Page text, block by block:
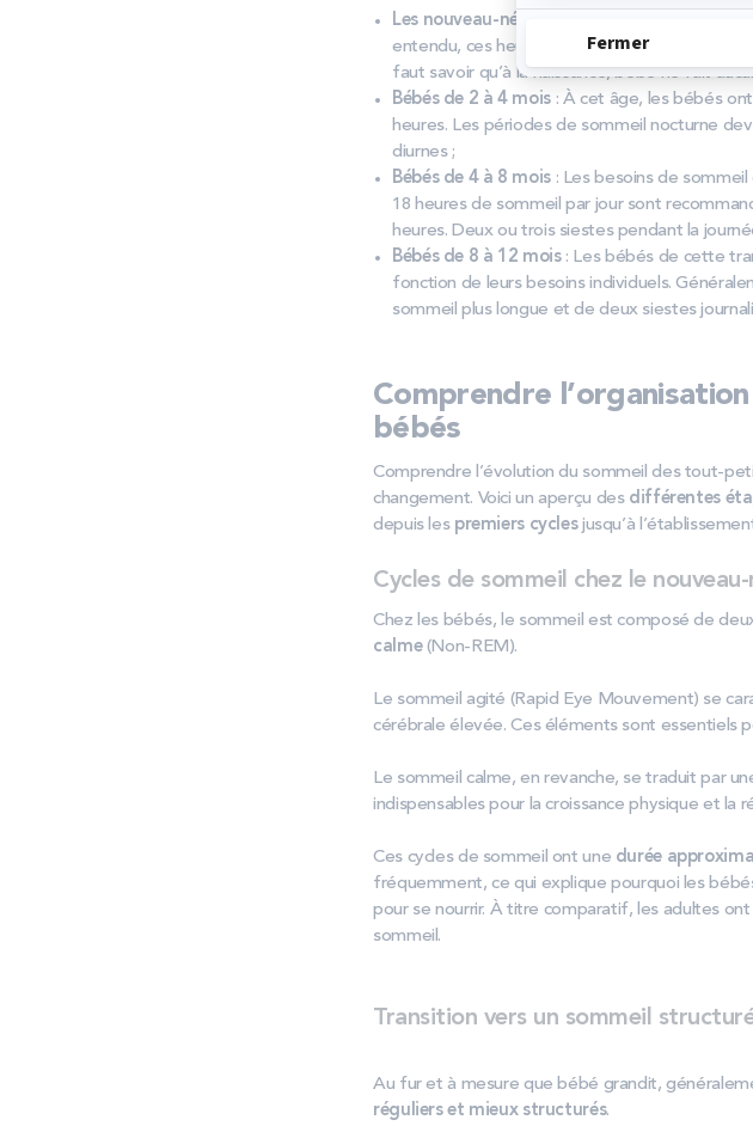
Les nouveau-nés
: De 0 à 2 mois, certains
entendu, ces heures de sommeil sont
faut savoir qu’à la naissance, bébé ne fait
Bébés de 2 à 4 mois: À cet âge, les bébés
heures. Les périodes de sommeil nocturne
diurnes ;
Bébés de 4 à 8 mois: Les besoins de sommeil
18 heures de sommeil par jour sont
heures. Deux ou trois siestes pendant la
Bébés de 8 à 12 mois: Les bébés de cette
fonction de leurs besoins individuels.
sommeil plus longue et de deux siestes
Comprendre
bébés
Comprendre l’évolution du sommeil des tout-
changement. Voici un aperçu des différentes
depuis les premiers cycles jusqu’à
Cycles de sommeil chez le nouveau-
Chez les bébés, le sommeil est composé de
calme(Non-REM).
Le sommeil agité (Rapid Eye Mouvement) se
cérébrale élevée. Ces éléments sont essentiels
Le sommeil calme, en revanche, se traduit par
indispensables pour la croissance physique et la
Ces cycles de sommeil ont une durée
fréquemment, ce qui explique pourquoi les
pour se nourrir. À titre comparatif, les adultes
sommeil.
Transition vers un sommeil
Au fur et à mesure que bébé grandit,
réguliers et mieux structurés.